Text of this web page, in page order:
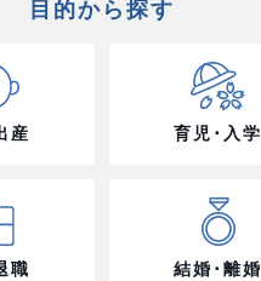
目的から探す
産 育児･入学
職 結婚･離婚